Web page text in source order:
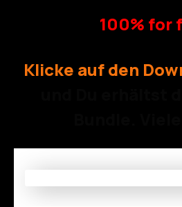
100% for
Klicke auf den